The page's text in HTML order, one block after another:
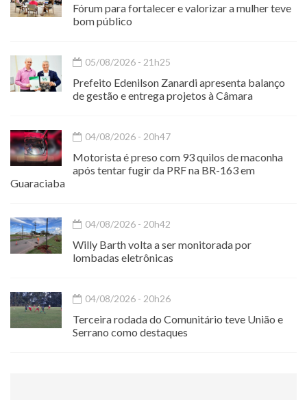
Fórum para fortalecer e valorizar a mulher teve
bom público
05/08/2026 - 21h25
Prefeito Edenilson Zanardi apresenta balanço
de gestão e entrega projetos à Câmara
04/08/2026 - 20h47
Motorista é preso com 93 quilos de maconha
após tentar fugir da PRF na BR-163 em
Guaraciaba
04/08/2026 - 20h42
Willy Barth volta a ser monitorada por
lombadas eletrônicas
04/08/2026 - 20h26
Terceira rodada do Comunitário teve União e
Serrano como destaques